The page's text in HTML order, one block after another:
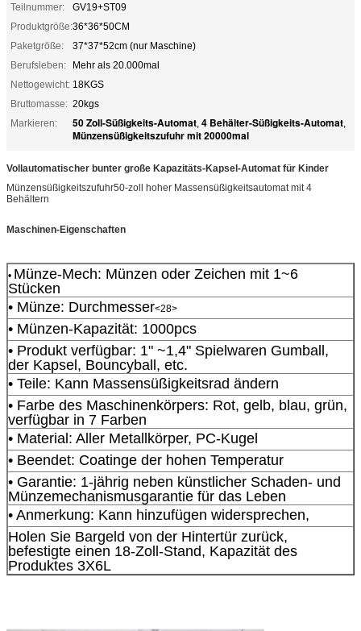
Teilnummer:
GV19+ST09
Produktgröße:36*36*50CM
Paketgröße:
37*37*52cm (nur Maschine)
Berufsleben:
Mehr als 20.000mal
Nettogewicht: 18KGS
Bruttomasse: 20kgs
Markieren:
50 Zoll-Süßigkeits-Automat, 4 Behälter-Süßigkeits-Automat,
Münzensüßigkeitszufuhr mit 20000mal
Vollautomatischer bunter große Kapazitäts-Kapsel-Automat für Kinder
Münzensüßigkeitszufuhr50-zoll hoher Massensüßigkeitsautomat mit 4
Behältern
Maschinen-Eigenschaften
• Münze-Mech: Münzen oder Zeichen mit 1~6
Stücken
• Münze: Durchmesser<28>
• Münzen-Kapazität: 1000pcs
• Produkt verfügbar: 1" ~1,4" Spielwaren Gumball,
der Kapsel, Bouncyball, etc.
• Teile: Kann Massensüßigkeitsrad ändern
• Farbe des Maschinenkörpers: Rot, gelb, blau, grün,
verfügbar in 7 Farben
• Material: Aller Metallkörper, PC-Kugel
• Beendet: Coatinge der hohen Temperatur
• Garantie: 1-jährig neben künstlicher Schaden- und
Münzemechanismusgarantie für das Leben
• Anmerkung: Kann hinzufügen widersprechen,
Holen Sie Bargeld von der Hintertür zurück,
befestigte einen 18-Zoll-Stand, Kapazität des
Produktes 3X6L